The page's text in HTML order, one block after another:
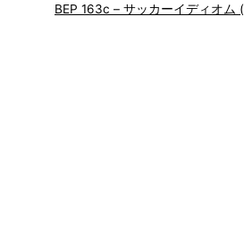
BEP 163c – サッカーイディオム